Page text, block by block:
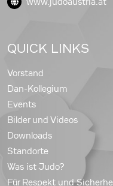
QUICK LINKS
Vorstand
Dan-Kollegium
Events
Bilder und Videos
Downloads
Standorte
Was ist Judo?
Für Respekt und